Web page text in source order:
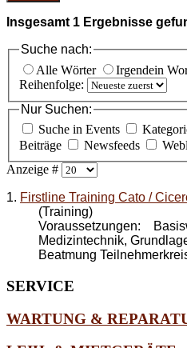
Insgesamt 1 Ergebnisse
Suche nach:
Alle Wörter
Irgendein
Reihenfolge:
Nur Suchen:
Suche in Events
Beiträge
Newsfeeds
Anzeige #
1. Firstline Training Cato /
(Training)
Voraussetzungen:
Medizintechnik,
Beatmung
SERVICE
WARTUNG &